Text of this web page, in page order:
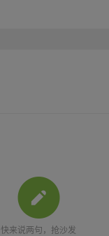
快来说两句，抢沙发